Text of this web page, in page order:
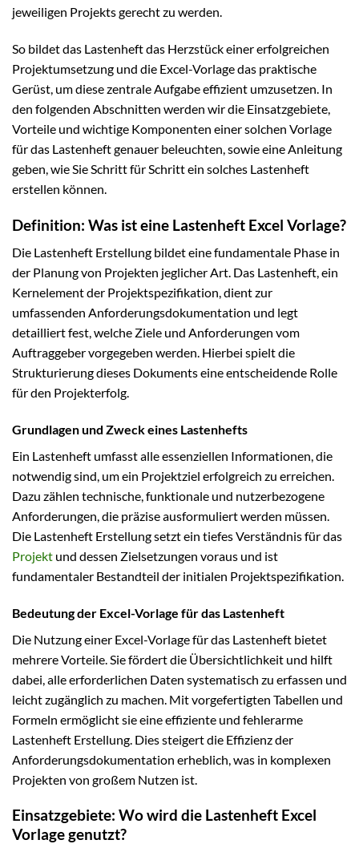
jeweiligen Projekts gerecht zu werden.
So bildet das Lastenheft das Herzstück einer erfolgreichen
Projektumsetzung und die Excel-Vorlage das praktische
Gerüst, um diese zentrale Aufgabe effizient umzusetzen. In
den folgenden Abschnitten werden wir die Einsatzgebiete,
Vorteile und wichtige Komponenten einer solchen Vorlage
für das Lastenheft genauer beleuchten, sowie eine Anleitung
geben, wie Sie Schritt für Schritt ein solches Lastenheft
erstellen können.
Definition: Was ist eine Lastenheft Excel Vorlage?
Die Lastenheft Erstellung bildet eine fundamentale Phase in
der Planung von Projekten jeglicher Art. Das Lastenheft, ein
Kernelement der Projektspezifikation, dient zur
umfassenden Anforderungsdokumentation und legt
detailliert fest, welche Ziele und Anforderungen vom
Auftraggeber vorgegeben werden. Hierbei spielt die
Strukturierung dieses Dokuments eine entscheidende Rolle
für den Projekterfolg.
Grundlagen und Zweck eines Lastenhefts
Ein Lastenheft umfasst alle essenziellen Informationen, die
notwendig sind, um ein Projektziel erfolgreich zu erreichen.
Dazu zählen technische, funktionale und nutzerbezogene
Anforderungen, die präzise ausformuliert werden müssen.
Die Lastenheft Erstellung setzt ein tiefes Verständnis für das
Projekt und dessen Zielsetzungen voraus und ist
fundamentaler Bestandteil der initialen Projektspezifikation.
Bedeutung der Excel-Vorlage für das Lastenheft
Die Nutzung einer Excel-Vorlage für das Lastenheft bietet
mehrere Vorteile. Sie fördert die Übersichtlichkeit und hilft
dabei, alle erforderlichen Daten systematisch zu erfassen und
leicht zugänglich zu machen. Mit vorgefertigten Tabellen und
Formeln ermöglicht sie eine effiziente und fehlerarme
Lastenheft Erstellung. Dies steigert die Effizienz der
Anforderungsdokumentation erheblich, was in komplexen
Projekten von großem Nutzen ist.
Einsatzgebiete: Wo wird die Lastenheft Excel
Vorlage genutzt?